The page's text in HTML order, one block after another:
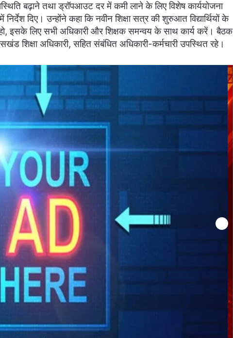
बढ़ाने तथा ड्रॉपआउट दर में कमी लाने के लिए विशेष कार्ययोजना
दिए। उन्होंने कहा कि नवीन शिक्षा सत्र की शुरुआत विद्यार्थियों के
में हो, इसके लिए सभी अधिकारी और शिक्षक समन्वय के साथ कार्य करें। बैठक
शिक्षा अधिकारी, सहित संबंधित अधिकारी-कर्मचारी उपस्थित रहे।